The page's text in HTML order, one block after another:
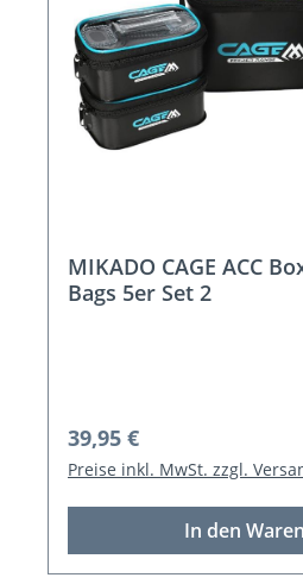
MIKADO CAGE ACC
Bags 5er Set 2
Regulärer Preis:
39,95 €
Preise inkl. MwSt. zzgl.
In den